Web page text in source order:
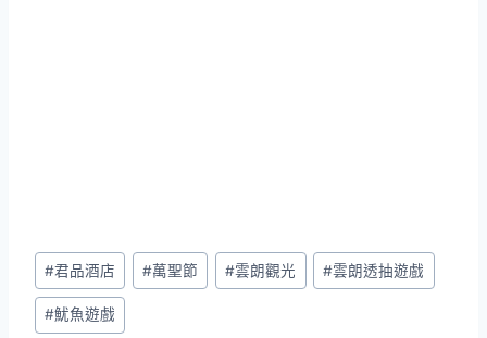
Post
Tags:
#君品酒店 #萬聖節 #雲朗觀光 #雲朗透抽遊戲
#魷魚遊戲